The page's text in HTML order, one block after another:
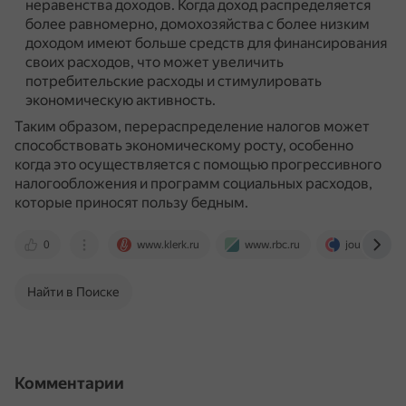
неравенства доходов. Когда доход распределяется
более равномерно, домохозяйства с более низким
доходом имеют больше средств для финансирования
своих расходов, что может увеличить
потребительские расходы и стимулировать
экономическую активность.
Таким образом, перераспределение налогов может
способствовать экономическому росту, особенно
когда это осуществляется с помощью прогрессивного
налогообложения и программ социальных расходов,
которые приносят пользу бедным.
0 www.klerk.ru www.rbc.ru
Найти в Поиске
Комментарии